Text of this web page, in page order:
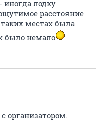
иногда лодку
расстояние
местах была
было немало
организатором.